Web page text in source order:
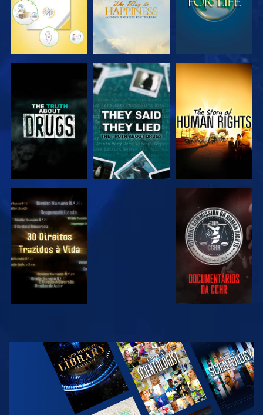
VER VER
VER VER
VER
EXPLORAR A
SÉRIE